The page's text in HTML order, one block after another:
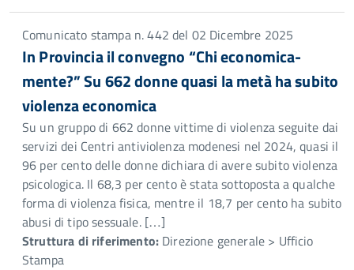
Comunicato stampa n. 442 del 02 Dicembre 2025
In Provincia il convegno “Chi economica-
mente?” Su 662 donne quasi la metà ha subito
violenza economica
Su un gruppo di 662 donne vittime di violenza seguite dai
servizi dei Centri antiviolenza modenesi nel 2024, quasi il
96 per cento delle donne dichiara di avere subito violenza
psicologica. Il 68,3 per cento è stata sottoposta a qualche
forma di violenza fisica, mentre il 18,7 per cento ha subito
abusi di tipo sessuale. […]
Struttura di riferimento: Direzione generale > Ufficio
Stampa